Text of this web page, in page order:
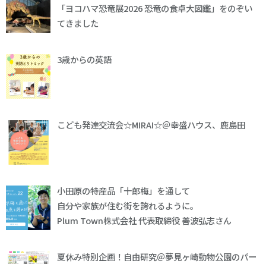
「ヨコハマ恐竜展2026 恐竜の食卓大図鑑」をのぞい
てきました
3歳からの英語
こども発達交流会☆MIRAI☆＠幸盛ハウス、鹿島田
小田原の特産品「十郎梅」を通して
自分や家族が住む街を誇れるように。
Plum Town株式会社 代表取締役 善波弘志さん
夏休み特別企画！自由研究＠夢見ヶ崎動物公園のパー